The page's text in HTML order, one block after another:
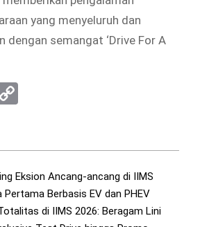
yang menyeluruh dan
dengan semangat ‘Drive For A
Eksion Ancang-ancang di IIMS
Pertama Berbasis EV dan PHEV
di IIMS 2026: Beragam Lini